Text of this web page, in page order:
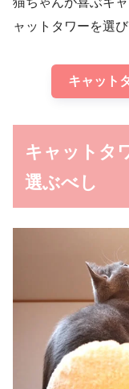
ャットタワーを選び
キャット
キャットタ
選ぶべし